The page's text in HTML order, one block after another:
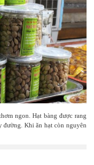
ngon. Hạt bàng được rang
đường. Khi ăn hạt còn nguyên